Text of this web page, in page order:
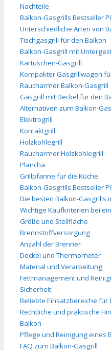
Nachteile
Balkon-Gasgrills Bestseller
Unterschiedliche Arten von
Tischgasgrill für den Balkon
Balkon-Gasgrill mit
Kartuschen-Gasgrill
Kompakter Gasgrillwagen
Raucharmer Balkon-Gasgrill
Gasgrill mit Deckel für den
Alternativen zum Balkon-
Elektrogrill
Kontaktgrill
Holzkohlegrill
Raucharmer Holzkohlegrill
Plancha
Grillpfanne für die Küche
Balkon-Gasgrills Bestseller
Die besten Balkon-Gasgrills
Wichtige Kaufkriterien bei
Größe und Stellfläche
Brennstoffversorgung
Anzahl der Brenner
Deckel und Thermometer
Material und Verarbeitung
Fettmanagement und
Sicherheit
Beliebte Einsatzbereiche für
Rechtliche und praktische
Balkon
Pflege und Reinigung eines
FAQ zum Balkon-Gasgrill